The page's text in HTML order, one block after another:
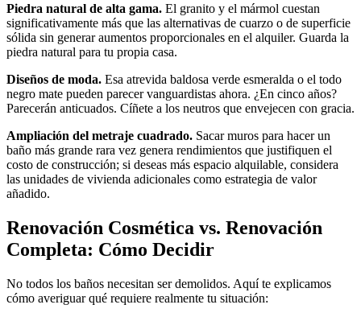
Piedra natural de alta gama. El granito y el mármol cuestan
significativamente más que las alternativas de cuarzo o de superficie
sólida sin generar aumentos proporcionales en el alquiler. Guarda la
piedra natural para tu propia casa.
Diseños de moda. Esa atrevida baldosa verde esmeralda o el todo
negro mate pueden parecer vanguardistas ahora. ¿En cinco años?
Parecerán anticuados. Cíñete a los neutros que envejecen con gracia.
Ampliación del metraje cuadrado. Sacar muros para hacer un
baño más grande rara vez genera rendimientos que justifiquen el
costo de construcción; si deseas más espacio alquilable, considera
las unidades de vivienda adicionales como estrategia de valor
añadido.
Renovación Cosmética vs. Renovación
Completa: Cómo Decidir
No todos los baños necesitan ser demolidos. Aquí te explicamos
cómo averiguar qué requiere realmente tu situación: